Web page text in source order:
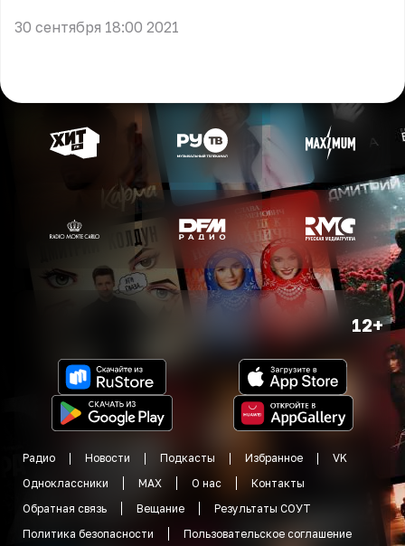
30 сентября 18:00 2021
12+
Радио Новости Подкасты Избранное
VK
Одноклассники
MAX О нас
Контакты
Обратная связь
Вещание
Результаты СОУТ
Политика безопасности
Пользовательское соглашение